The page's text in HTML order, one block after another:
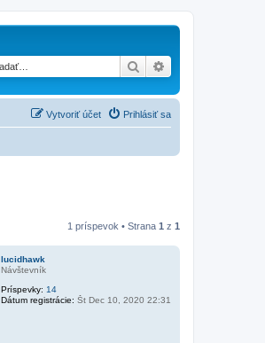
Hľadať
Prihlásiť sa
Vytvoriť účet
1 príspevok • Strana 1 z 1
lucidhawk
Návštevník
Príspevky: 14
Dátum registrácie: Št Dec 10, 2020 22:31